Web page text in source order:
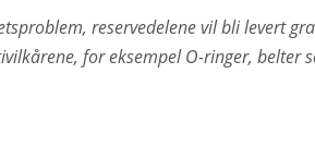
reservedelene vil bli levert
for eksempel O-ringer, belter